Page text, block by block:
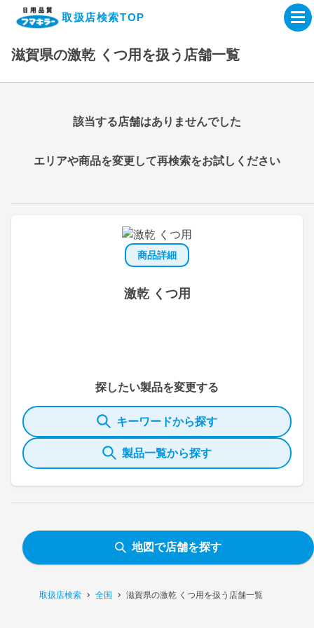
取扱店検索TOP
企業・IR情報サイト
取扱店検索 全国 滋賀県の激乾 くつ用を扱う店舗一覧
滋賀県の激乾 くつ用を扱う店舗一覧
商品詳細
激乾 くつ用
探したい製品を変更する
キーワードから探す
製品一覧から探す
該当する店舗はありませんでした
エリアや商品を変更して再検索をお試しください
地図で店舗を探す